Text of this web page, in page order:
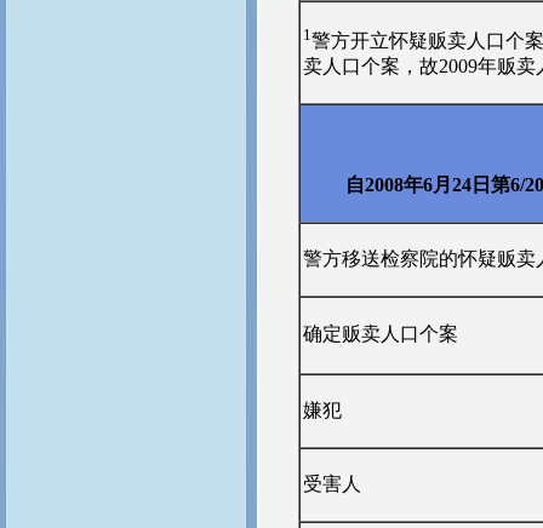
1警方开立怀疑贩卖人口个
卖人口个案，故2009年贩
自2008年6月 24 日第6/
警方移送检察院的怀疑贩卖
确定贩卖人口个案
嫌犯
受害人